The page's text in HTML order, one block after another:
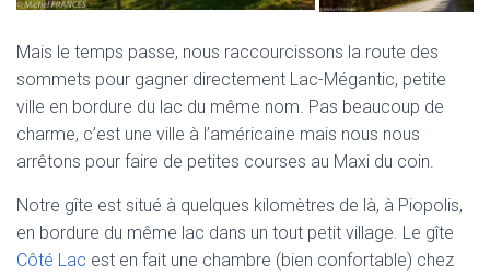
Mais le temps passe, nous raccourcissons la route des
sommets pour gagner directement Lac-Mégantic, petite
ville en bordure du lac du même nom. Pas beaucoup de
charme, c’est une ville à l’américaine mais nous nous
arrêtons pour faire de petites courses au Maxi du coin.
Notre gîte est situé à quelques kilomètres de là, à Piopolis,
en bordure du même lac dans un tout petit village. Le gîte
Côté Lac est en fait une chambre (bien confortable) chez